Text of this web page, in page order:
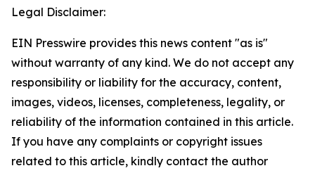
Legal Disclaimer:
EIN Presswire provides this news content "as is"
without warranty of any kind. We do not accept any
responsibility or liability for the accuracy, content,
images, videos, licenses, completeness, legality, or
reliability of the information contained in this article.
If you have any complaints or copyright issues
related to this article, kindly contact the author